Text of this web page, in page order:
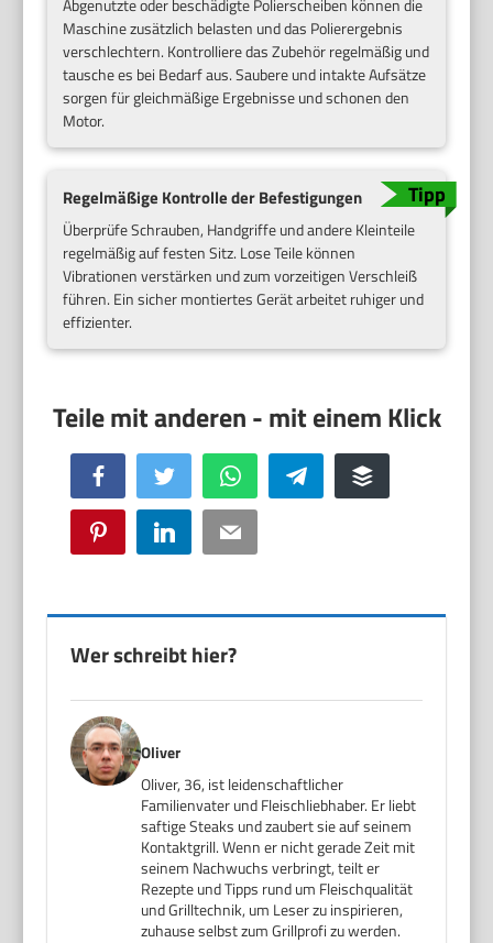
Abgenutzte oder beschädigte Polierscheiben können die
Maschine zusätzlich belasten und das Polierergebnis
verschlechtern. Kontrolliere das Zubehör regelmäßig und
tausche es bei Bedarf aus. Saubere und intakte Aufsätze
sorgen für gleichmäßige Ergebnisse und schonen den
Motor.
Regelmäßige Kontrolle der Befestigungen
Überprüfe Schrauben, Handgriffe und andere Kleinteile
regelmäßig auf festen Sitz. Lose Teile können
Vibrationen verstärken und zum vorzeitigen Verschleiß
führen. Ein sicher montiertes Gerät arbeitet ruhiger und
effizienter.
Facebook Twitter WhatsApp Telegram Buffer
Pinterest LinkedIn Email
Wer schreibt hier?
Oliver
Oliver, 36, ist leidenschaftlicher
Familienvater und Fleischliebhaber. Er liebt
saftige Steaks und zaubert sie auf seinem
Kontaktgrill. Wenn er nicht gerade Zeit mit
seinem Nachwuchs verbringt, teilt er
Rezepte und Tipps rund um Fleischqualität
und Grilltechnik, um Leser zu inspirieren,
zuhause selbst zum Grillprofi zu werden.